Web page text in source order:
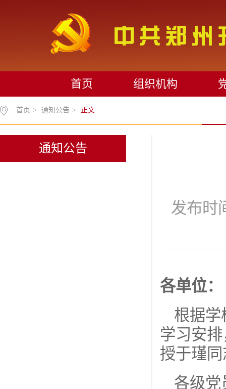
首页 组织机构
首页 > 通知公告 > 正文
通知公告
发布时
各单位：
根据学
学习安
授于瑾
各级党